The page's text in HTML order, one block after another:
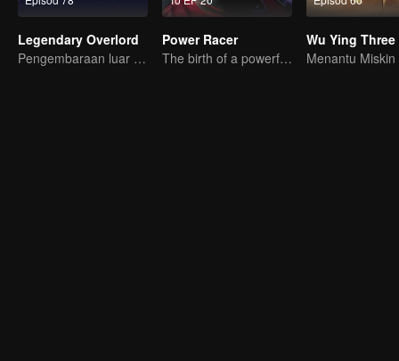
Legendary Overlord
Pengembaraan luar biasa, remaja dilahirkan semula dalam kesukaran
Power Racer
The birth of a powerful racer.